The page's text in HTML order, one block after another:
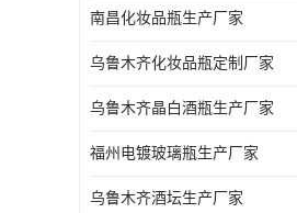
南昌化妆品瓶生产厂家
乌鲁木齐化妆品瓶定制厂家
乌鲁木齐晶白酒瓶生产厂家
福州电镀玻璃瓶生产厂家
乌鲁木齐酒坛生产厂家